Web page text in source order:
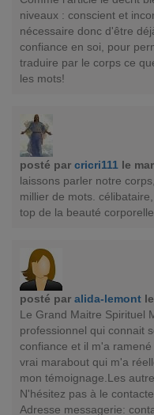
niveaux : conscient et
nécessaire donc d'être
confiance en soi, pour
traduire par le corps ce
les mots!
posté par cricri111 le
laissons parler notre
millier de mots.
top de la beauté
posté par alida-lemont
Le Grand Maitre Spirituel
professionnel qui connait
confiance et il m'a
vrai marabout qui m'a
mon témoignage.Les
N'hésitez pas à le
Adresse messagerie: